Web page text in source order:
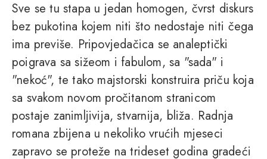
Sve se tu stapa u jedan homogen, čvrst diskurs
bez pukotina kojem niti što nedostaje niti čega
ima previše. Pripovjedačica se analeptički
poigrava sa sižeom i fabulom, sa "sada" i
"nekoć", te tako majstorski konstruira priču koja
sa svakom novom pročitanom stranicom
postaje zanimljivija, stvarnija, bliža. Radnja
romana zbijena u nekoliko vrućih mjeseci
zapravo se proteže na trideset godina gradeći